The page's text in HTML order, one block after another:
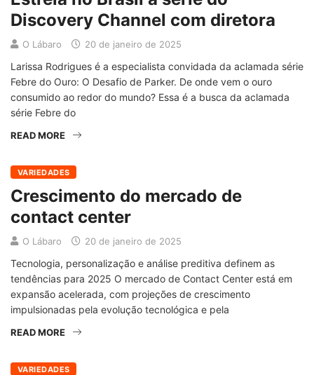
Discovery Channel com diretora
O Lábaro 20 de janeiro de 2025
Larissa Rodrigues é a especialista convidada da aclamada série
Febre do Ouro: O Desafio de Parker. De onde vem o ouro
consumido ao redor do mundo? Essa é a busca da aclamada
série Febre do
READ MORE
VARIEDADES
Crescimento do mercado de
contact center
O Lábaro 20 de janeiro de 2025
Tecnologia, personalização e análise preditiva definem as
tendências para 2025 O mercado de Contact Center está em
expansão acelerada, com projeções de crescimento
impulsionadas pela evolução tecnológica e pela
READ MORE
VARIEDADES